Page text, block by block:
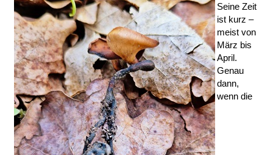
Seine Zeit
ist kurz –
meist von
März bis
April.
Genau
dann,
wenn die